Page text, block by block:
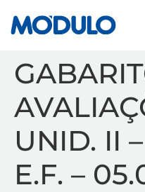
UNID. II
E.F. –